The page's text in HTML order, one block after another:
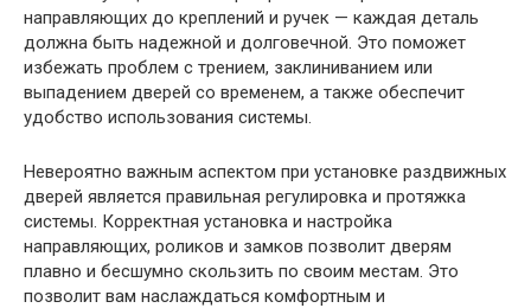
направляющих до креплений и ручек — каждая деталь
должна быть надежной и долговечной. Это поможет
избежать проблем с трением, заклиниванием или
выпадением дверей со временем, а также обеспечит
удобство использования системы.
Невероятно важным аспектом при установке раздвижных
дверей является правильная регулировка и протяжка
системы. Корректная установка и настройка
направляющих, роликов и замков позволит дверям
плавно и бесшумно скользить по своим местам. Это
позволит вам наслаждаться комфортным и